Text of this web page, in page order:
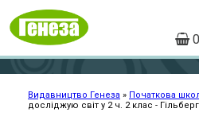
основного
вмістуРядок
Видавництво Генеза Початкова
досліджую світ у 2 ч. 2 клас -